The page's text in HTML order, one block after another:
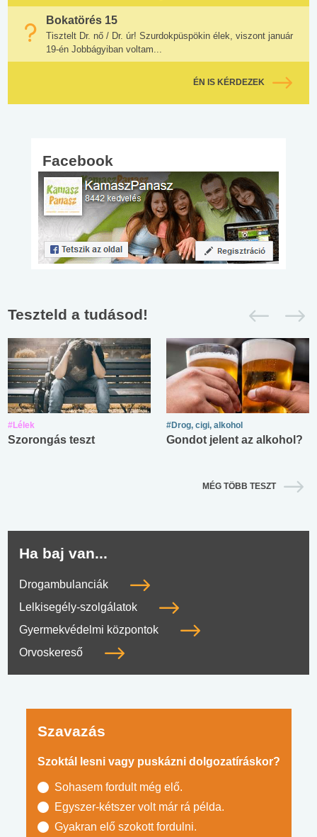
Bokatörés 15
Tisztelt Dr. nő / Dr. úr! Szurdokpüspökin élek, viszont január
19-én Jobbágyiban voltam...
ÉN IS KÉRDEZEK
Facebook
Teszteld a tudásod!
#Lélek
Szorongás teszt
#Drog, cigi, alkohol
Gondot jelent az alkohol?
MÉG TÖBB TESZT
Ha baj van...
Drogambulanciák
Lelkisegély-szolgálatok
Gyermekvédelmi központok
Orvoskereső
Szavazás
Szoktál lesni vagy puskázni dolgozatíráskor?
Sohasem fordult még elő.
Egyszer-kétszer volt már rá példa.
Gyakran elő szokott fordulni.